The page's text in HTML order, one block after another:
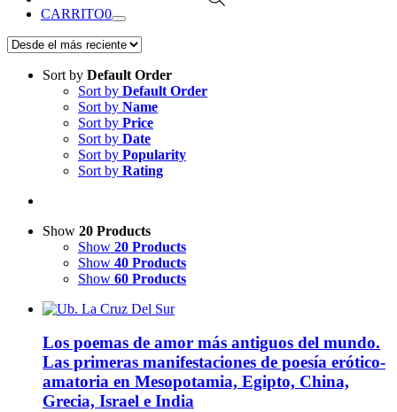
CARRITO0
Sort by Default Order
Sort by Default Order
Sort by Name
Sort by Price
Sort by Date
Sort by Popularity
Sort by Rating
Show 20 Products
Show 20 Products
Show 40 Products
Show 60 Products
Los poemas de amor más antiguos del mundo.
Las primeras manifestaciones de poesía erótico-
amatoria en Mesopotamia, Egipto, China,
Grecia, Israel e India